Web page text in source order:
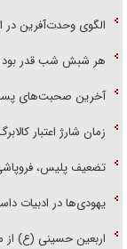
الگوی وحدت‌آفرین
هر شبش شب قدر بود
آخرین صحبت‌های
زمان شارژ اعتبار
تضعیف پلیس،
یهودی‌ها در ادبیات
اربعین حسینی (ع) از